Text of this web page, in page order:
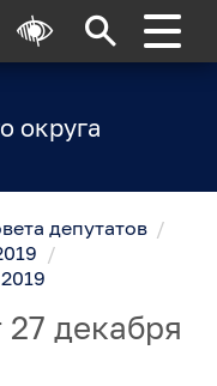
округа
депутатов /
/
декабря